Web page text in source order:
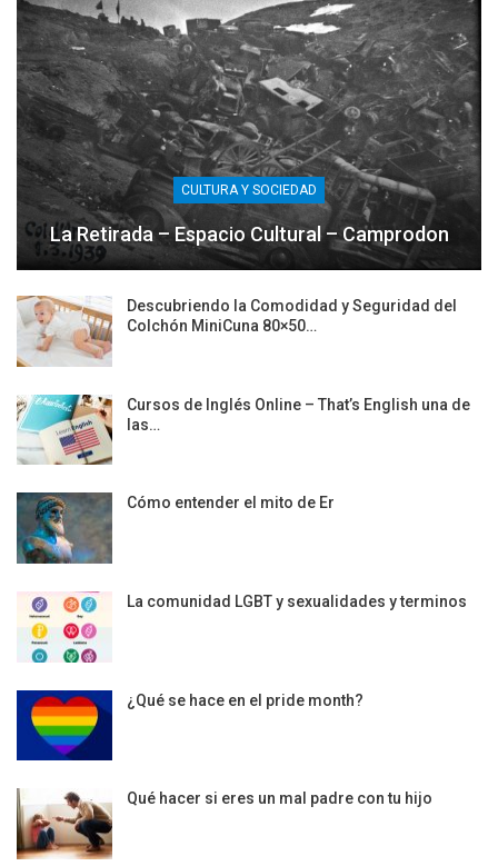
CULTURA Y SOCIEDAD
La Retirada – Espacio Cultural – Camprodon
Descubriendo la Comodidad y Seguridad del
Colchón MiniCuna 80×50…
Cursos de Inglés Online – That’s English una de
las…
Cómo entender el mito de Er
La comunidad LGBT y sexualidades y terminos
¿Qué se hace en el pride month?
Qué hacer si eres un mal padre con tu hijo